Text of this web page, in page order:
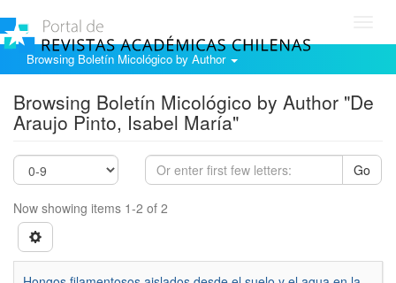
Browsing Boletín Micológico by Author
Browsing Boletín Micológico by Author "De
Araujo Pinto, Isabel María"
Go
Now showing items 1-2 of 2